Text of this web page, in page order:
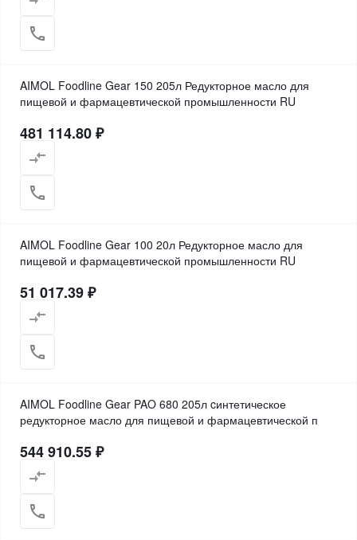
AIMOL Foodline Gear 150 205л Редукторное масло для
пищевой и фармацевтической промышленности RU
481 114.80 ₽
AIMOL Foodline Gear 100 20л Редукторное масло для
пищевой и фармацевтической промышленности RU
51 017.39 ₽
AIMOL Foodline Gear PAO 680 205л cинтетическое
редукторное масло для пищевой и фармацевтической п
544 910.55 ₽